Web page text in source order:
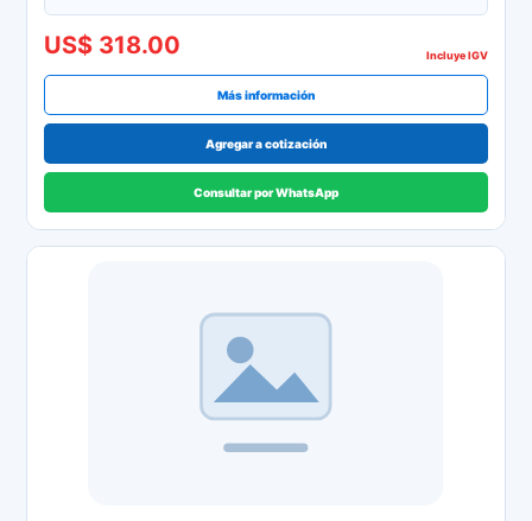
US$ 318.00 Incluye IGV
Más información
Agregar a cotización
Consultar por WhatsApp